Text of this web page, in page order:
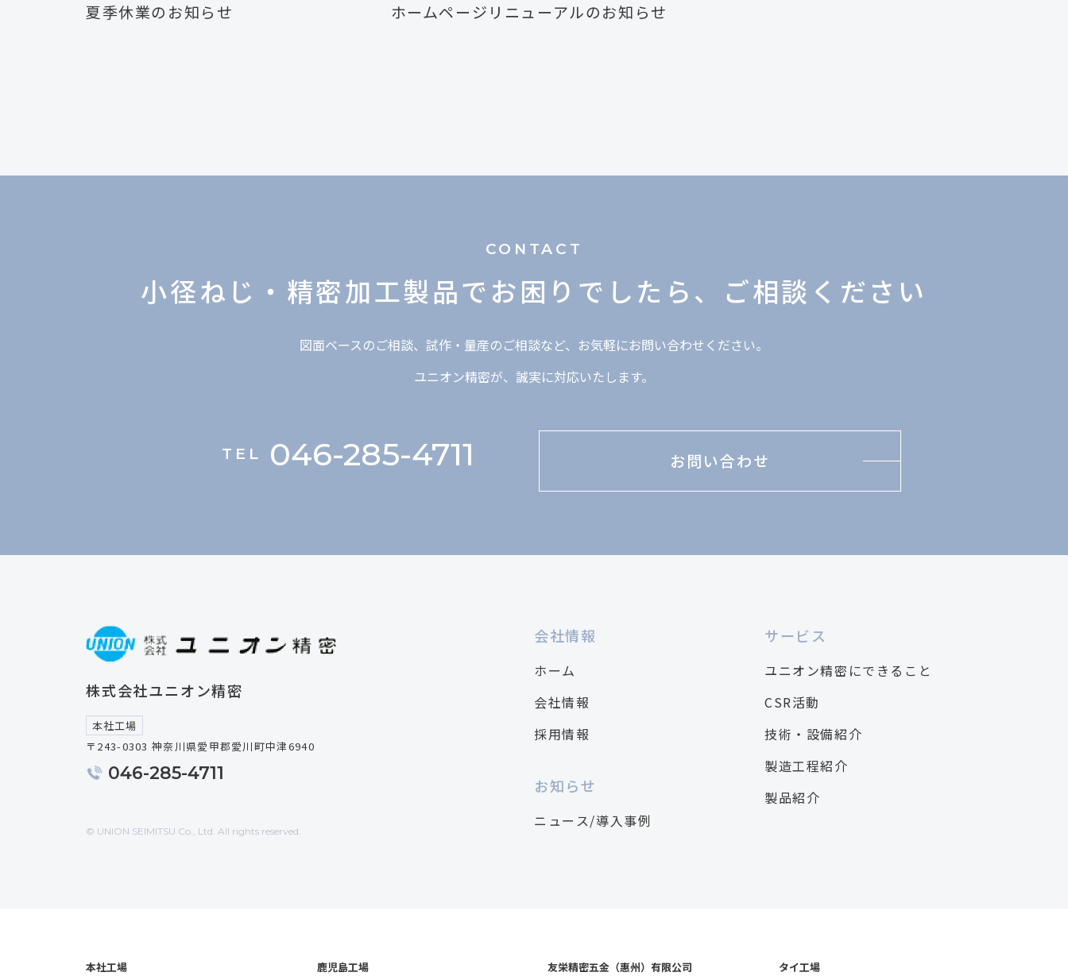
夏季休業のお知らせ ホームページリニューアルのお知らせ
CONTACT
小径ねじ・精密加工製品でお困りでしたら、 ご相談ください
図面ベースのご相談、試作・量産のご相談など、お気軽にお問い合わせください。
ユニオン精密が、誠実に対応いたします。
TEL 046-285-4711 お問い合わせ
会社情報
ホーム
会社情報
採用情報
お知らせ
ニュース/導入事例
サービス
ユニオン精密にできること
CSR活動
技術・設備紹介
製造工程紹介
製品紹介
株式会社ユニオン精密
本社工場
〒243-0303 神奈川県愛甲郡愛川町中津6940
046-285-4711
© UNION SEIMITSU Co., Ltd. All rights reserved.
本社工場 鹿児島工場 友栄精密五金（惠州）有限公司 タイ工場